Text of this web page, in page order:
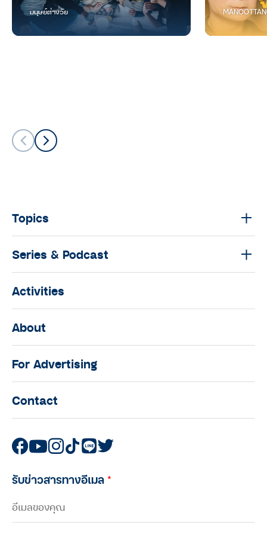
มนุษย์ต่างวัย
Topics
Series & Podcast
Activities
About
For Advertising
Contact
รับข่าวสารทางอีเมล*